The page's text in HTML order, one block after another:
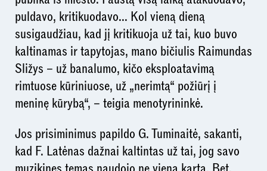
puldavo, kritikuodavo... Kol vieną dieną
susigaudžiau, kad jį kritikuoja už tai, kuo buvo
kaltinamas ir tapytojas, mano bičiulis Raimundas
Sližys – už banalumo, kičo eksploatavimą
rimtuose kūriniuose, už „nerimtą“ požiūrį į
meninę kūrybą“, – teigia menotyrininkė.
Jos prisiminimus papildo G. Tuminaitė, sakanti,
kad F. Latėnas dažnai kaltintas už tai, jog savo